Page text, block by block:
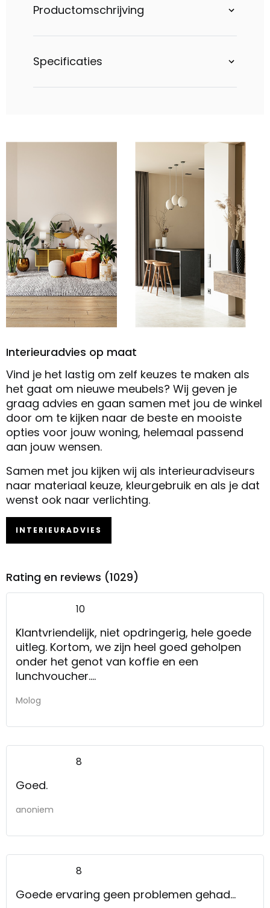
Productomschrijving
Specificaties
Interieuradvies op maat
Vind je het lastig om zelf keuzes te maken als
het gaat om nieuwe meubels? Wij geven je
graag advies en gaan samen met jou de winkel
door om te kijken naar de beste en mooiste
opties voor jouw woning, helemaal passend
aan jouw wensen.
Samen met jou kijken wij als interieuradviseurs
naar materiaal keuze, kleurgebruik en als je dat
wenst ook naar verlichting.
INTERIEURADVIES
Rating en reviews (1029)
10
Klantvriendelijk, niet opdringerig, hele goede
uitleg. Kortom, we zijn heel goed geholpen
onder het genot van koffie en een
lunchvoucher.
Molog
8
Goed.
anoniem
8
Goede ervaring geen problemen gehad...